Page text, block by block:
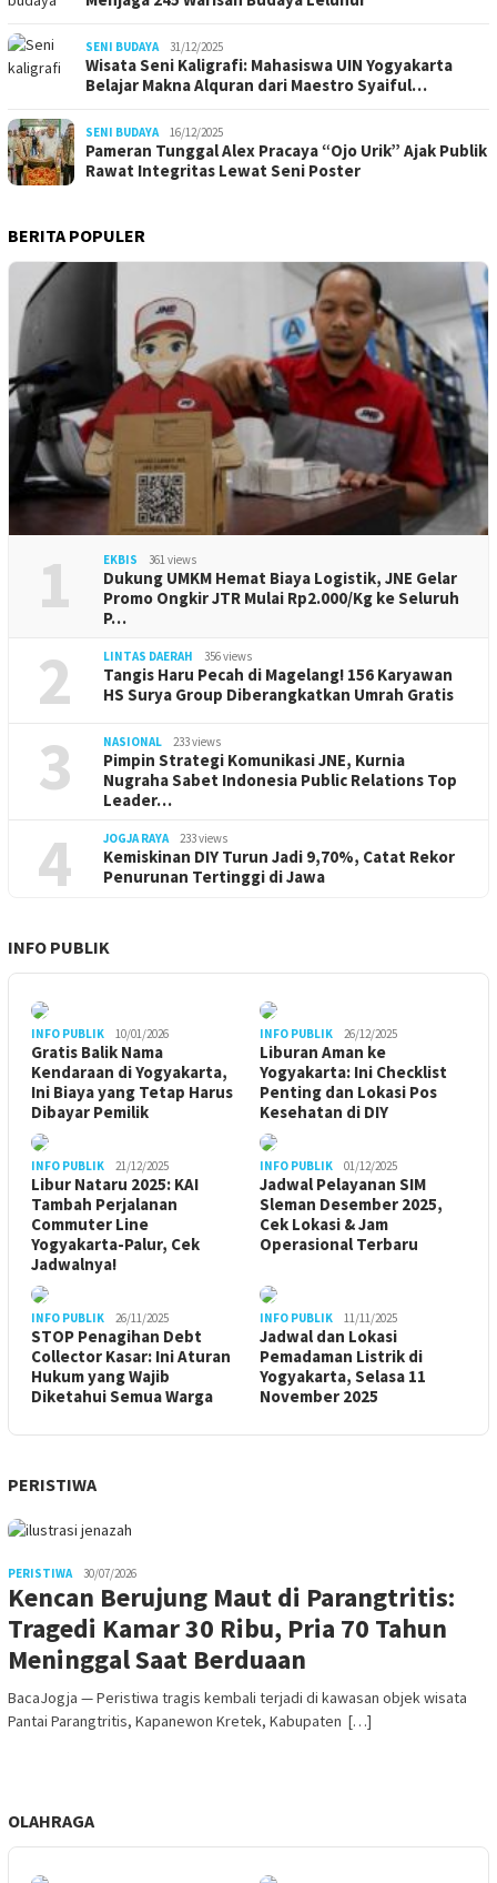
SENI BUDAYA 31/12/2025
Wisata Seni Kaligrafi: Mahasiswa UIN Yogyakarta
Belajar Makna Alquran dari Maestro Syaiful…
SENI BUDAYA 16/12/2025
Pameran Tunggal Alex Pracaya “Ojo Urik” Ajak Publik
Rawat Integritas Lewat Seni Poster
BERITA POPULER
1 EKBIS 361 views
Dukung UMKM Hemat Biaya Logistik, JNE Gelar
Promo Ongkir JTR Mulai Rp2.000/Kg ke Seluruh
P…
2 LINTAS DAERAH 356 views
Tangis Haru Pecah di Magelang! 156 Karyawan
HS Surya Group Diberangkatkan Umrah Gratis
3 NASIONAL 233 views
Pimpin Strategi Komunikasi JNE, Kurnia
Nugraha Sabet Indonesia Public Relations Top
Leader…
4 JOGJA RAYA 233 views
Kemiskinan DIY Turun Jadi 9,70%, Catat Rekor
Penurunan Tertinggi di Jawa
INFO PUBLIK
INFO PUBLIK 10/01/2026
Gratis Balik Nama
Kendaraan di Yogyakarta,
Ini Biaya yang Tetap Harus
Dibayar Pemilik
INFO PUBLIK 26/12/2025
Liburan Aman ke
Yogyakarta: Ini Checklist
Penting dan Lokasi Pos
Kesehatan di DIY
INFO PUBLIK 21/12/2025
Libur Nataru 2025: KAI
Tambah Perjalanan
Commuter Line
Yogyakarta-Palur, Cek
Jadwalnya!
INFO PUBLIK 01/12/2025
Jadwal Pelayanan SIM
Sleman Desember 2025,
Cek Lokasi & Jam
Operasional Terbaru
INFO PUBLIK 26/11/2025
STOP Penagihan Debt
Collector Kasar: Ini Aturan
Hukum yang Wajib
Diketahui Semua Warga
INFO PUBLIK 11/11/2025
Jadwal dan Lokasi
Pemadaman Listrik di
Yogyakarta, Selasa 11
November 2025
PERISTIWA
PERISTIWA 30/07/2026
Kencan Berujung Maut di Parangtritis:
Tragedi Kamar 30 Ribu, Pria 70 Tahun
Meninggal Saat Berduaan
BacaJogja — Peristiwa tragis kembali terjadi di kawasan objek wisata
Pantai Parangtritis, Kapanewon Kretek, Kabupaten […]
OLAHRAGA